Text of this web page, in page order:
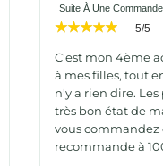
Suite À Une
5/5
C'est mon 4ème
à mes filles, tout
n'y a rien dire.
très bon état de
vous commandez
recommande à